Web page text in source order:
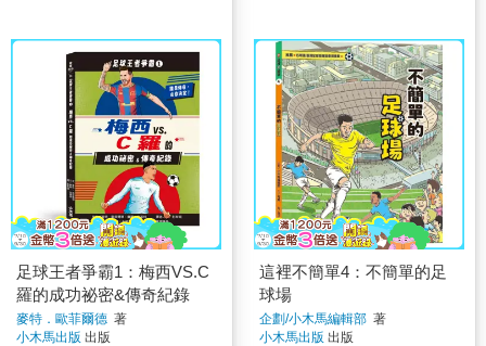
足球王者爭霸1：梅西VS.C
羅的成功祕密&傳奇紀錄
麥特．歐菲爾德 著
小木馬出版 出版
這裡不簡單4：不簡單的足
球場
企劃/小木馬編輯部 著
小木馬出版 出版